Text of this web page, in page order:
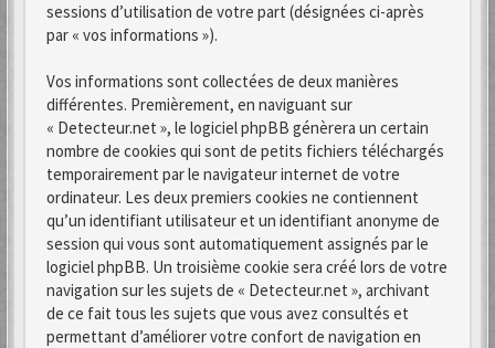
sessions d’utilisation de votre part (désignées ci-après
par « vos informations »).
Vos informations sont collectées de deux manières
différentes. Premièrement, en naviguant sur
« Detecteur.net », le logiciel phpBB génèrera un certain
nombre de cookies qui sont de petits fichiers téléchargés
temporairement par le navigateur internet de votre
ordinateur. Les deux premiers cookies ne contiennent
qu’un identifiant utilisateur et un identifiant anonyme de
session qui vous sont automatiquement assignés par le
logiciel phpBB. Un troisième cookie sera créé lors de votre
navigation sur les sujets de « Detecteur.net », archivant
de ce fait tous les sujets que vous avez consultés et
permettant d’améliorer votre confort de navigation en